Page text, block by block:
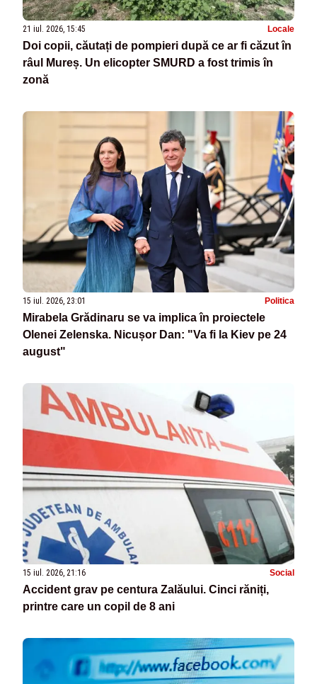
21 iul. 2026, 15:45 Locale
Doi copii, căutați de pompieri după ce ar fi căzut în
râul Mureș. Un elicopter SMURD a fost trimis în
zonă
15 iul. 2026, 23:01 Politica
Mirabela Grădinaru se va implica în proiectele
Olenei Zelenska. Nicușor Dan: "Va fi la Kiev pe 24
august"
15 iul. 2026, 21:16 Social
Accident grav pe centura Zalăului. Cinci răniți,
printre care un copil de 8 ani